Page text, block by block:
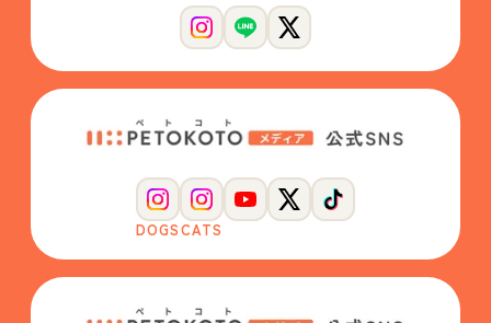
DOGSCATS